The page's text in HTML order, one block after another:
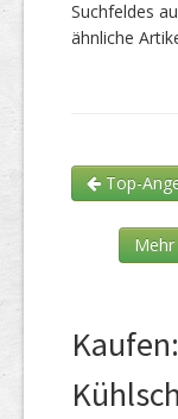
Suchfeldes
ähnliche
Top-